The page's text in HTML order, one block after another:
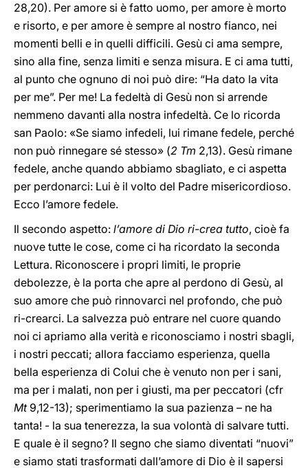
28,20). Per amore si è fatto uomo, per amore è morto
e risorto, e per amore è sempre al nostro fianco, nei
momenti belli e in quelli difficili. Gesù ci ama sempre,
sino alla fine, senza limiti e senza misura. E ci ama tutti,
al punto che ognuno di noi può dire: “Ha dato la vita
per me”. Per me! La fedeltà di Gesù non si arrende
nemmeno davanti alla nostra infedeltà. Ce lo ricorda
san Paolo: «Se siamo infedeli, lui rimane fedele, perché
non può rinnegare sé stesso» (2 Tm 2,13). Gesù rimane
fedele, anche quando abbiamo sbagliato, e ci aspetta
per perdonarci: Lui è il volto del Padre misericordioso.
Ecco l’amore fedele.
Il secondo aspetto: l’amore di Dio ri-crea tutto, cioè fa
nuove tutte le cose, come ci ha ricordato la seconda
Lettura. Riconoscere i propri limiti, le proprie
debolezze, è la porta che apre al perdono di Gesù, al
suo amore che può rinnovarci nel profondo, che può
ri-crearci. La salvezza può entrare nel cuore quando
noi ci apriamo alla verità e riconosciamo i nostri sbagli,
i nostri peccati; allora facciamo esperienza, quella
bella esperienza di Colui che è venuto non per i sani,
ma per i malati, non per i giusti, ma per peccatori (cfr
Mt9,12-13); sperimentiamo la sua pazienza – ne ha
tanta! - la sua tenerezza, la sua volontà di salvare tutti.
E quale è il segno? Il segno che siamo diventati “nuovi”
e siamo stati trasformati dall’amore di Dio è il sapersi